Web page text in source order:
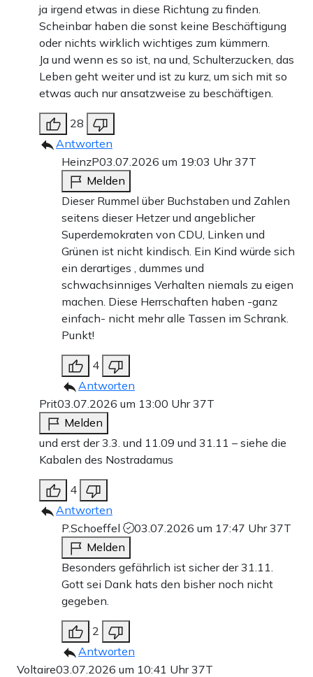
ja irgend etwas in diese Richtung zu finden.
Scheinbar haben die sonst keine Beschäftigung
oder nichts wirklich wichtiges zum kümmern.
Ja und wenn es so ist, na und, Schulterzucken, das
Leben geht weiter und ist zu kurz, um sich mit so
etwas auch nur ansatzweise zu beschäftigen.
28
Antworten
HeinzP03.07.2026 um 19:03 Uhr37T
Melden
Dieser Rummel über Buchstaben und Zahlen
seitens dieser Hetzer und angeblicher
Superdemokraten von CDU, Linken und
Grünen ist nicht kindisch. Ein Kind würde sich
ein derartiges , dummes und
schwachsinniges Verhalten niemals zu eigen
machen. Diese Herrschaften haben -ganz
einfach- nicht mehr alle Tassen im Schrank.
Punkt!
4
Antworten
Prit03.07.2026 um 13:00 Uhr37T
Melden
und erst der 3.3. und 11.09 und 31.11 – siehe die
Kabalen des Nostradamus
4
Antworten
P.Schoeffel
03.07.2026 um 17:47 Uhr37T
Melden
Besonders gefährlich ist sicher der 31.11.
Gott sei Dank hats den bisher noch nicht
gegeben.
2
Antworten
Voltaire03.07.2026 um 10:41 Uhr37T